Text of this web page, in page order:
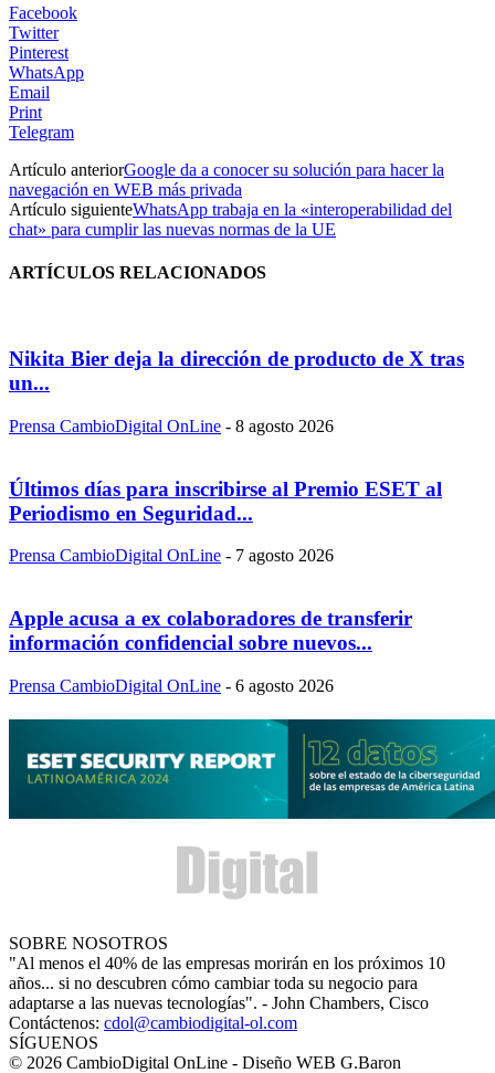
Facebook
Twitter
Pinterest
WhatsApp
Email
Print
Telegram
Artículo anteriorGoogle da a conocer su solución para hacer la
navegación en WEB más privada
Artículo siguienteWhatsApp trabaja en la «interoperabilidad del
chat» para cumplir las nuevas normas de la UE
ARTÍCULOS RELACIONADOS
Nikita Bier deja la dirección de producto de X tras
un...
Prensa CambioDigital OnLine - 8 agosto 2026
Últimos días para inscribirse al Premio ESET al
Periodismo en Seguridad...
Prensa CambioDigital OnLine - 7 agosto 2026
Apple acusa a ex colaboradores de transferir
información confidencial sobre nuevos...
Prensa CambioDigital OnLine - 6 agosto 2026
SOBRE NOSOTROS
"Al menos el 40% de las empresas morirán en los próximos 10
años... si no descubren cómo cambiar toda su negocio para
adaptarse a las nuevas tecnologías". - John Chambers, Cisco
Contáctenos: cdol@cambiodigital-ol.com
SÍGUENOS
© 2026 CambioDigital OnLine - Diseño WEB G.Baron